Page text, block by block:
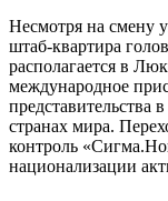
Несмотря на смену
штаб-квартира
располагается в
международное
странах мира.
контроль
национализации